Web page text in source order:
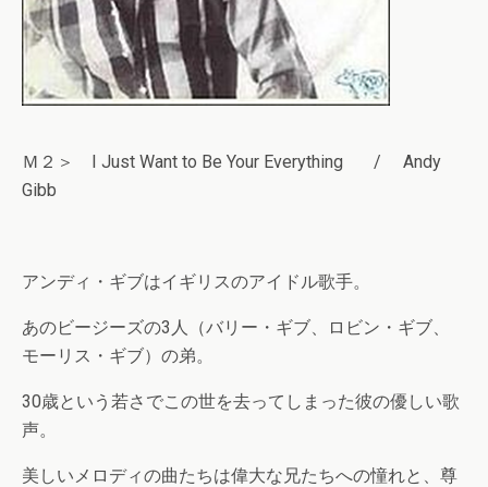
Ｍ２＞ I Just Want to Be Your Everything / Andy
Gibb
アンディ・ギブはイギリスのアイドル歌手。
あのビージーズの3人（バリー・ギブ、ロビン・ギブ、
モーリス・ギブ）の弟。
30歳という若さでこの世を去ってしまった彼の優しい歌
声。
美しいメロディの曲たちは偉大な兄たちへの憧れと、尊